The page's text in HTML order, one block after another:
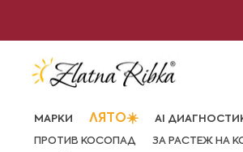
МАРКИ ЛЯТО☀️ AI
ПРОТИВ КОСОПАД ЗА РАСТЕЖ НА